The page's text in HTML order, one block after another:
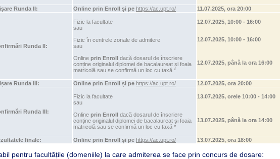
Runda II: Online prin Enroll și pe https://ac.upt.ro/ 11.07.2025, ora 20:00
Runda II:
Fizic la facultate
sau
Fizic în centrele zonale de admitere
sau
Online prin Enroll dacă dosarul de înscriere
conține originalul diplomei de bacalaureat și foaia
matricolă sau se confirmă un loc cu taxă *
12.07.2025, 10:00 - 16:00
12.07.2025, 10:00 - 16:00
12.07.2025, până la ora 16:00
Runda III: Online prin Enroll și pe https://ac.upt.ro/ 12.07.2025, ora 20:00
Runda III:
Fizic la facultate
sau
Online prin Enroll dacă dosarul de înscriere
conține originalul diplomei de bacalaureat și foaia
matricolă sau se confirmă un loc cu taxă *
13.07.2025, orele 10:00 - 14:00
13.07.2025, până la ora 14:00
finale: Online prin Enroll și pe https://ac.upt.ro/ 13.07.2025, ora 18:00
pentru facultățile (domeniile) la care admiterea se face prin concurs de dosare: